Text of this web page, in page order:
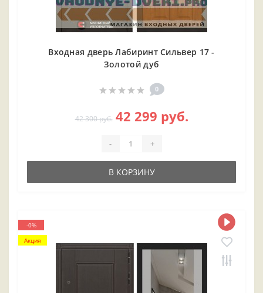
Входная дверь Лабиринт Сильвер 17 -
Золотой дуб
0
42 300 руб. 42 299 руб.
- +
В КОРЗИНУ
-0%
Акция